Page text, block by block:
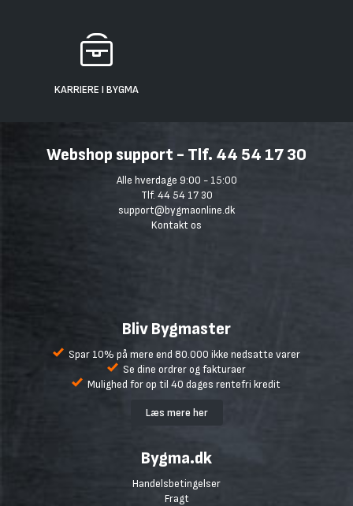
KARRIERE I BYGMA
Webshop support - Tlf. 44 54 17 30
Alle hverdage 9:00 - 15:00
Tlf. 44 54 17 30
support@bygmaonline.dk
Kontakt os
Bliv Bygmaster
Spar 10% på mere end 80.000 ikke nedsatte varer
Se dine ordrer og fakturaer
Mulighed for op til 40 dages rentefri kredit
Læs mere her
Bygma.dk
Handelsbetingelser
Fragt